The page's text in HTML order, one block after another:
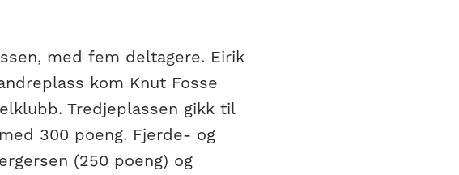
med fem deltagere. Eirik
kom Knut Fosse
Tredjeplassen gikk til
300 poeng. Fjerde- og
(250 poeng) og